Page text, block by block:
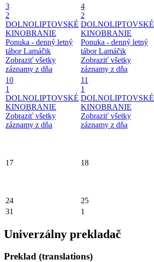
3
2
DOLNOLIPTOVSKÉ
KINOBRANIE
Ponuka - denný letný
tábor Lamáčik
Zobraziť všetky
záznamy z dňa
4
2
DOLNOLIPTOVSKÉ
KINOBRANIE
Ponuka - denný letný
tábor Lamáčik
Zobraziť všetky
záznamy z dňa
10
1
DOLNOLIPTOVSKÉ
KINOBRANIE
Zobraziť všetky
záznamy z dňa
11
1
DOLNOLIPTOVSKÉ
KINOBRANIE
Zobraziť všetky
záznamy z dňa
17 18
24 25
31
1
Univerzálny prekladač
Preklad (translations)